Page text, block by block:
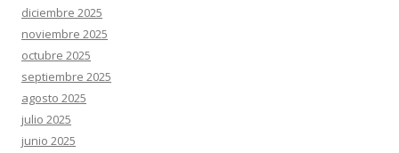
diciembre 2025
noviembre 2025
octubre 2025
septiembre 2025
agosto 2025
julio 2025
junio 2025